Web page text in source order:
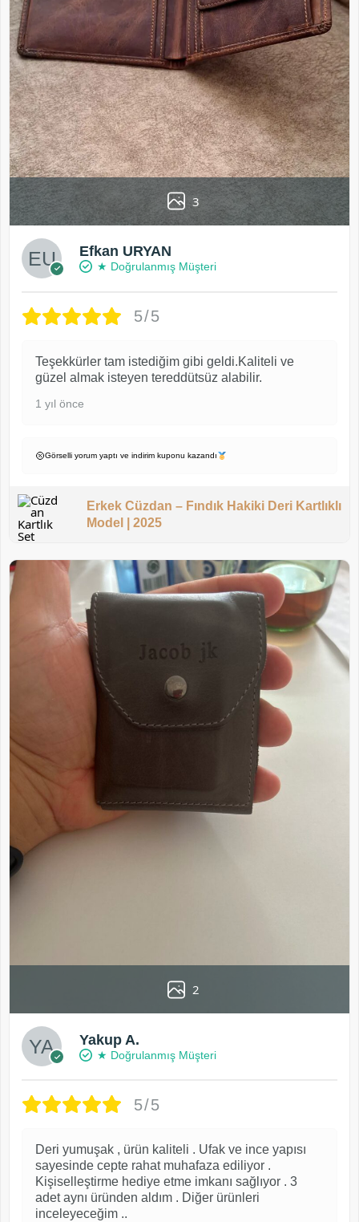
3
Efkan URYAN
★ Doğrulanmış Müşteri
5/5
Teşekkürler tam istediğim gibi geldi.Kaliteli ve
güzel almak isteyen tereddütsüz alabilir.
1 yıl önce
Görselli yorum yaptı ve indirim kuponu kazandı
Erkek Cüzdan – Fındık Hakiki Deri Kartlıklı
Model | 2025
2
Yakup A.
★ Doğrulanmış Müşteri
5/5
Deri yumuşak , ürün kaliteli . Ufak ve ince yapısı
sayesinde cepte rahat muhafaza ediliyor .
Kişiselleştirme hediye etme imkanı sağlıyor . 3
adet aynı üründen aldım . Diğer ürünleri
inceleyeceğim ..